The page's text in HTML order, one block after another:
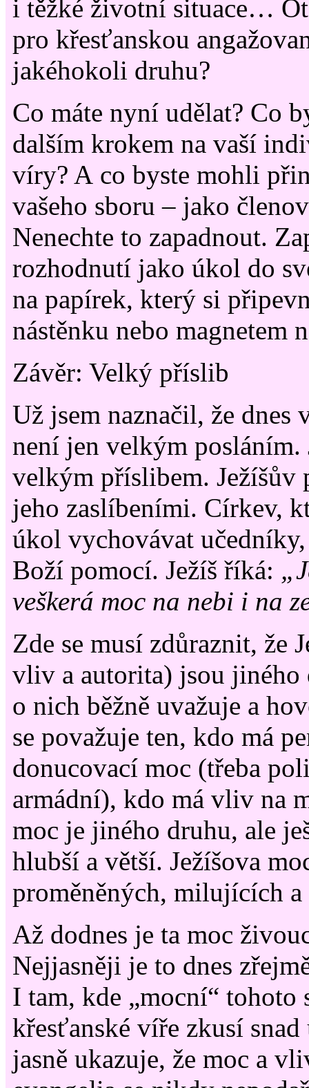
i těžké životní situace…
pro křesťanskou
jakéhokoli druhu?
Co máte nyní udělat? Co
dalším krokem na vaší
víry? A co byste mohli
vašeho sboru – jako
Nenechte to zapadnout.
rozhodnutí jako úkol do
na papírek, který si
nástěnku nebo magnetem
Závěr: Velký příslib
Už jsem naznačil, že dnes
není jen velkým posláním.
velkým příslibem. Ježíšův
jeho zaslíbeními. Církev,
úkol vychovávat
Boží pomocí. Ježíš říká:
veškerá moc na nebi i na
Zde se musí zdůraznit, že
vliv a autorita) jsou jiného
o nich běžně uvažuje a
se považuje ten, kdo má
donucovací moc (třeba
armádní), kdo má vliv na
moc je jiného druhu, ale
hlubší a větší. Ježíšova
proměněných, milujících
Až dodnes je ta moc
Nejjasněji je to dnes
I tam, kde „mocní“ tohoto
křesťanské víře zkusí snad
jasně ukazuje, že moc a